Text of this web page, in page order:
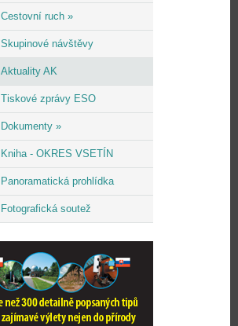
Cestovní ruch »
Skupinové návštěvy
Aktuality AK
Tiskové zprávy ESO
Dokumenty »
Kniha - OKRES VSETÍN
Panoramatická prohlídka
Fotografická soutež